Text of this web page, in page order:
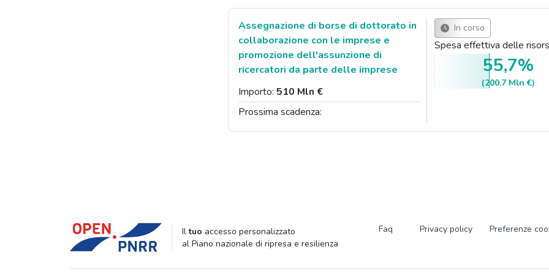
Assegnazione di borse di dottorato in
collaborazione con le imprese e
promozione dell'assunzione di
ricercatori da parte delle imprese
Importo: 510 Mln €
Prossima scadenza:
In corso
Spesa effettiva delle
55,7%
(200.7 Mln €)
Iltuo accesso personalizzato
al Piano nazionale di ripresa e resilienza
Faq Privacy policy Preferenze